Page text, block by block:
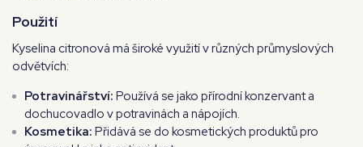
Použití
Kyselina citronová má široké využití v různých průmyslových
odvětvích:
Potravinářství: Používá se jako přírodní konzervant a
dochucovadlo v potravinách a nápojích.
Kosmetika: Přidává se do kosmetických produktů pro